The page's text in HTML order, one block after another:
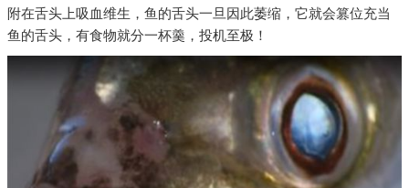
附在舌头上吸血维生，鱼的舌头一旦因此萎缩，它就会篡位充当
鱼的舌头，有食物就分一杯羹，投机至极！